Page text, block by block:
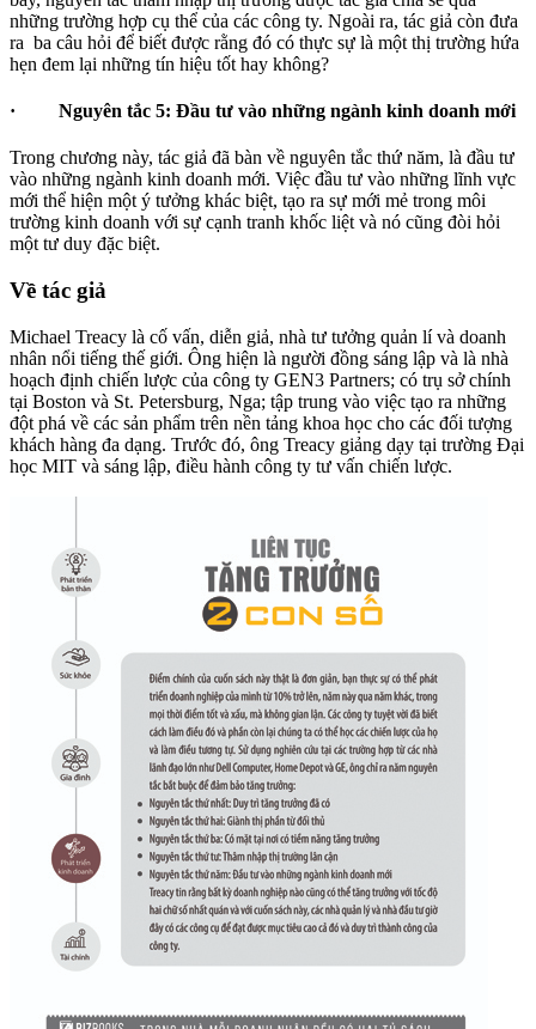
những trường hợp cụ thể của các công ty. Ngoài ra, tác giả còn đưa
ra ba câu hỏi để biết được rằng đó có thực sự là một thị trường hứa
hẹn đem lại những tín hiệu tốt hay không?
· Nguyên tắc 5: Đầu tư vào những ngành kinh doanh mới
Trong chương này, tác giả đã bàn về nguyên tắc thứ năm, là đầu tư
vào những ngành kinh doanh mới. Việc đầu tư vào những lĩnh vực
mới thể hiện một ý tưởng khác biệt, tạo ra sự mới mẻ trong môi
trường kinh doanh với sự cạnh tranh khốc liệt và nó cũng đòi hỏi
một tư duy đặc biệt.
Về tác giả
Michael Treacy là cố vấn, diễn giả, nhà tư tưởng quản lí và doanh
nhân nổi tiếng thế giới. Ông hiện là người đồng sáng lập và là nhà
hoạch định chiến lược của công ty GEN3 Partners; có trụ sở chính
tại Boston và St. Petersburg, Nga; tập trung vào việc tạo ra những
đột phá về các sản phẩm trên nền tảng khoa học cho các đối tượng
khách hàng đa dạng. Trước đó, ông Treacy giảng dạy tại trường Đại
học MIT và sáng lập, điều hành công ty tư vấn chiến lược.